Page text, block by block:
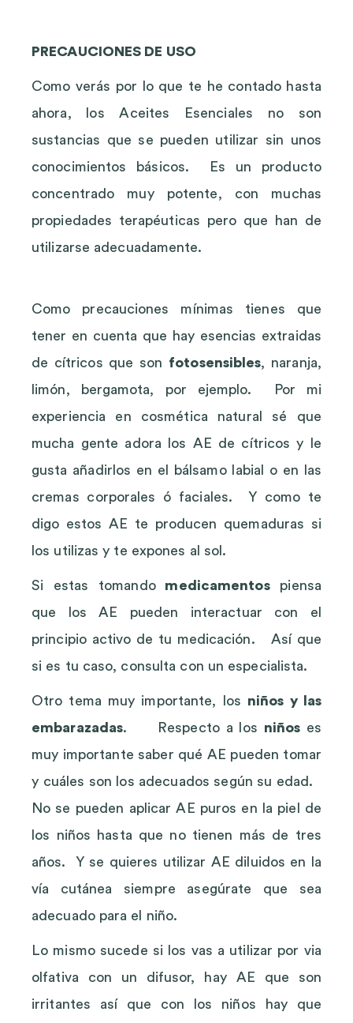
PRECAUCIONES DE USO
Como verás por lo que te he contado hasta
ahora, los Aceites Esenciales no son
sustancias que se pueden utilizar sin unos
conocimientos básicos. Es un producto
concentrado muy potente, con muchas
propiedades terapéuticas pero que han de
utilizarse adecuadamente.
Como precauciones mínimas tienes que
tener en cuenta que hay esencias extraidas
de cítricos que son fotosensibles, naranja,
limón, bergamota, por ejemplo. Por mi
experiencia en cosmética natural sé que
mucha gente adora los AE de cítricos y le
gusta añadirlos en el bálsamo labial o en las
cremas corporales ó faciales. Y como te
digo estos AE te producen quemaduras si
los utilizas y te expones al sol.
Si estas tomandomedicamentospiensa
que los AE pueden interactuar con el
principio activo de tu medicación. Así que
si es tu caso, consulta con un especialista.
Otro tema muy importante, los niños y las
embarazadas. Respecto a los niños es
muy importante saber qué AE pueden tomar
y cuáles son los adecuados según su edad.
No se pueden aplicar AE puros en la piel de
los niños hasta que no tienen más de tres
años. Y se quieres utilizar AE diluidos en la
vía cutánea siempre asegúrate que sea
adecuado para el niño.
Lo mismo sucede si los vas a utilizar por via
olfativa con un difusor, hay AE que son
irritantes así que con los niños hay que